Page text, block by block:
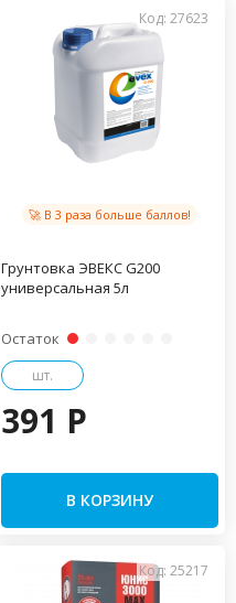
Код: 27623
🚀 В 3 раза больше баллов!
Грунтовка ЭВЕКС G200
универсальная 5л
Остаток
шт.
391 P
В КОРЗИНУ
Код: 25217